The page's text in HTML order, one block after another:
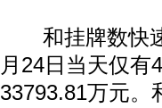
和挂牌数快速
月24日当天仅有
33793.81万元。